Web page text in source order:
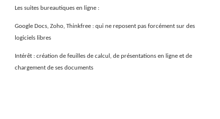
Les suites bureautiques en ligne :
Google Docs, Zoho, Thinkfree : qui ne reposent pas forcément sur des
logiciels libres
Intérêt : création de feuilles de calcul, de présentations en ligne et de
chargement de ses documents